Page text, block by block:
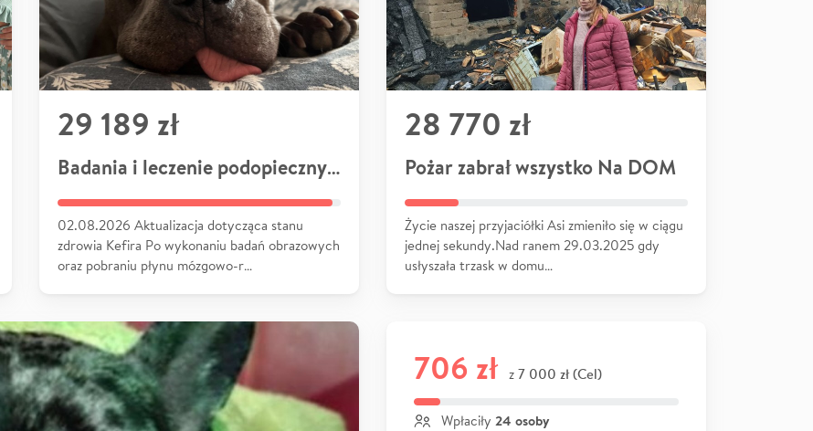
29 189 zł
Badania i leczenie podopiecznych
02.08.2026 Aktualizacja dotycząca stanu
zdrowia Kefira Po wykonaniu badań obrazowych
oraz pobraniu płynu mózgowo-r…
28 770 zł
Pożar zabrał wszystko Na DOM
Życie naszej przyjaciółki Asi zmieniło się w ciągu
jednej sekundy.Nad ranem 29.03.2025 gdy
usłyszała trzask w domu…
706 zł z 7 000 zł (Cel)
Wpłaciły 24 osoby